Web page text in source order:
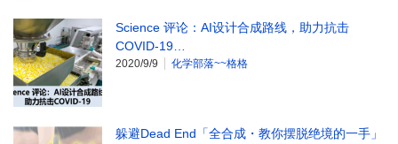
Science 评论：AI设计合成路线，助力抗击
COVID-19…
2020/9/9 化学部落~~格格
躲避Dead End「全合成・教你摆脱绝境的一手」